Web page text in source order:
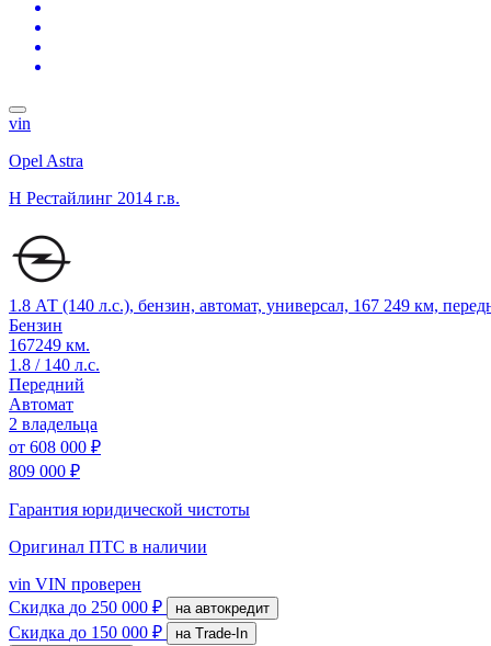
vin
Opel Astra
H Рестайлинг 2014 г.в.
1.8 АТ (140 л.с.), бензин, автомат, универсал, 167 249 км,
Бензин
167249 км.
1.8 / 140 л.с.
Передний
Автомат
2 владельца
от 608 000 ₽
809 000 ₽
Гарантия юридической чистоты
Оригинал ПТС в наличии
vin VIN проверен
Скидка до 250 000 ₽ на автокредит
Скидка до 150 000 ₽
на Trade-In